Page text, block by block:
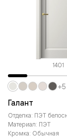
1401
Галант
Отделка: ПЭТ
Материал: ПЭТ
Кромка: Обычная
+5